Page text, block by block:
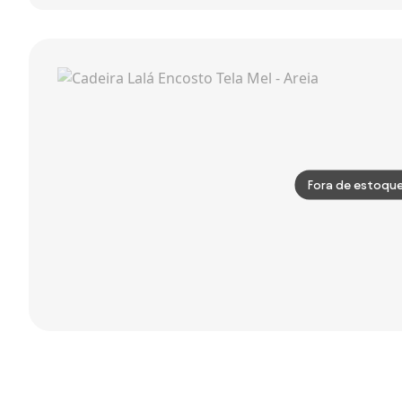
Design by Hans
Azul Yale
Fora de